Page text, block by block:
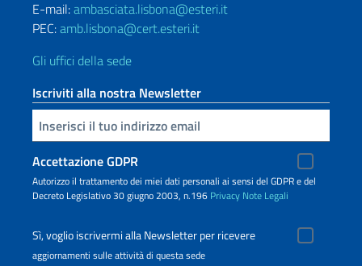
E-mail:ambasciata.lisbona@esteri.it
PEC:amb.lisbona@cert.esteri.it
Gli uffici della sede
Iscriviti alla nostra Newsletter
Inserisci la tua email
Accettazione GDPR
Autorizzo il trattamento dei miei dati personali ai sensi del GDPR e del
Decreto Legislativo 30 giugno 2003, n.196 Privacy Note Legali
Sì, voglio iscrivermi alla Newsletter per ricevere
aggiornamenti sulle attività di questa sede